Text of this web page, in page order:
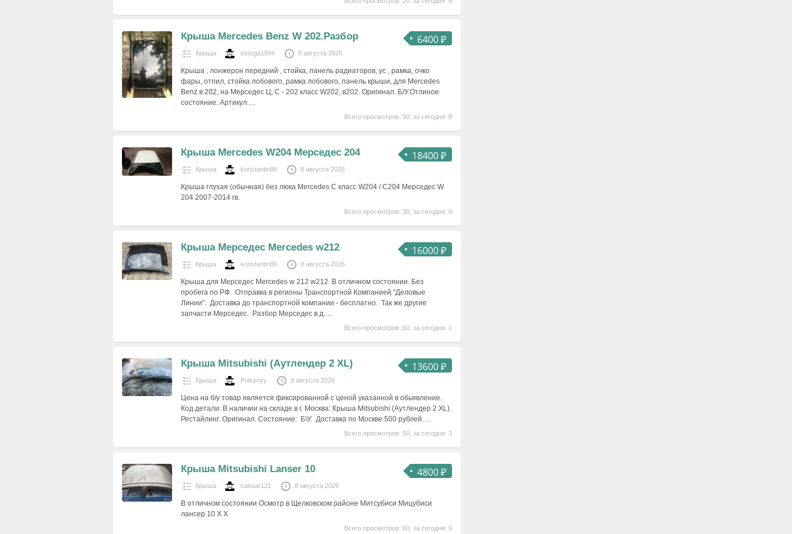
6400 ₽
Крыша Mercedes Benz W 202.Разбор
Крыша serega1994 8 августа 2026
Крыша , лонжерон передний , стойка, панель радиаторов, ус , рамка, очко
фары, отпил, стойка лобового, рамка лобового, панель крыши, для Mercedes
Benz в 202, на Мерседес Ц, C - 202 класс W202, в202. Оригинал. Б/У.Отлиное
состояние. Артикул:…
Всего просмотров: 90, за сегодня: 8
18400 ₽
Крыша Mercedes W204 Мерседес 204
Крыша konstantin86 8 августа 2026
Крыша глухая (обычная) без люка Mercedes C класс W204 / C204 Мерседес W
204 2007-2014 гв.
Всего просмотров: 30, за сегодня: 0
16000 ₽
Крыша Мерседес Mercedes w212
Крыша konstantin86 8 августа 2026
Крыша для Мерседес Mercedes w 212 w212. В отличном состоянии. Без
пробега по РФ. Отправка в регионы Транспортной Компанией "Деловые
Линии". Доставка до транспортной компании - бесплатно. Так же другие
запчасти Мерседес. Разбор Мерседес в д.…
Всего просмотров: 60, за сегодня: 1
13600 ₽
Крыша Mitsubishi (Аутлендер 2 XL)
Крыша Poleznyy 8 августа 2026
Цена на б/у товар является фиксированной с ценой указанной в обьявление.
Код детали: В наличии на складе в г. Москва: Крыша Mitsubishi (Аутлендер 2 XL).
Рестайлинг. Оригинал. Состояние: Б\У. Доставка по Москве 500 рублей.…
Всего просмотров: 50, за сегодня: 3
4800 ₽
Крыша Mitsubishi Lanser 10
Крыша caesar121 8 августа 2026
В отличном состоянии Осмотр в Щелковском районе Митсубиси Мицубиси
лансер 10 X Х
Всего просмотров: 60, за сегодня: 9